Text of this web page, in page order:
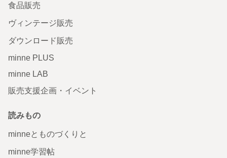
食品販売
ヴィンテージ販売
ダウンロード販売
minne PLUS
minne LAB
販売支援企画・イベント
読みもの
minneとものづくりと
minne学習帖